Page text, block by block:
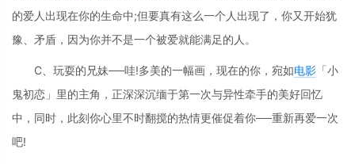
的爱人出现在你的生命中;但要真有这么一个人出现了，你又开始犹
豫、矛盾，因为你并不是一个被爱就能满足的人。
C、玩耍的兄妹──哇!多美的一幅画，现在的你，宛如电影 「小
鬼初恋」里的主角，正深深沉缅于第一次与异性牵手的美好回忆
中，同时，此刻你心里不时翻搅的热情更催促着你──重新再爱一次
吧!